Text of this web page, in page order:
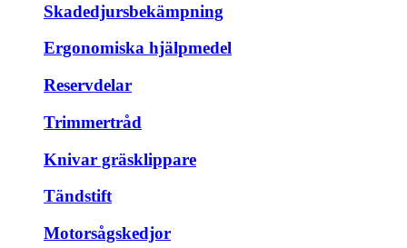
Skadedjursbekämpning
Ergonomiska hjälpmedel
Reservdelar
Trimmertråd
Knivar gräsklippare
Tändstift
Motorsågskedjor